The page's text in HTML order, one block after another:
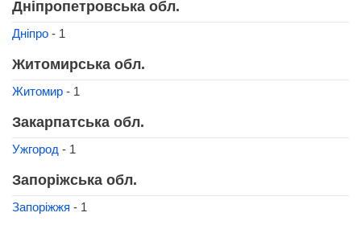
Дніпропетровська обл.
Дніпро - 1
Житомирська обл.
Житомир - 1
Закарпатська обл.
Ужгород - 1
Запоріжська обл.
Запоріжжя - 1